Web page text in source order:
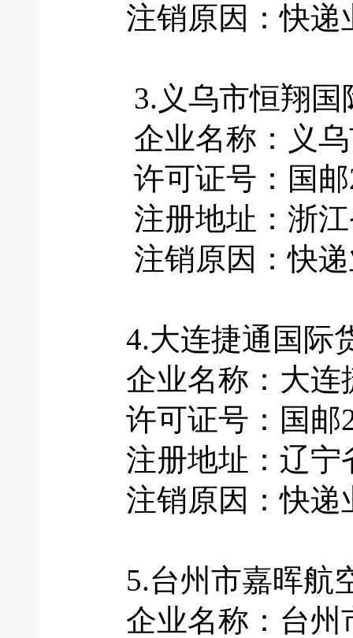
注销原因：快递
3.义乌市恒翔国
企业名称：义乌
许可证号：国邮
注册地址：浙江
注销原因：快递
4.大连捷通国际
企业名称：大连
许可证号：国邮
注册地址：辽宁
注销原因：快递
5.台州市嘉晖航
企业名称：台州